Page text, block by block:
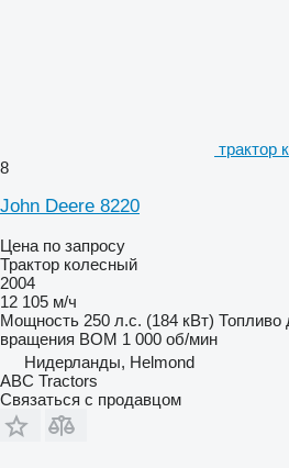
трактор
8
John Deere 8220
Цена по запросу
Трактор колесный
2004
12 105 м/ч
Мощность 250 л.с. (184 кВт) Топливо
вращения ВОМ 1 000 об/мин
Нидерланды, Helmond
ABC Tractors
Связаться с продавцом